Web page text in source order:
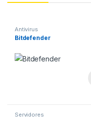
Antivirus
Bitdefender
Servidores